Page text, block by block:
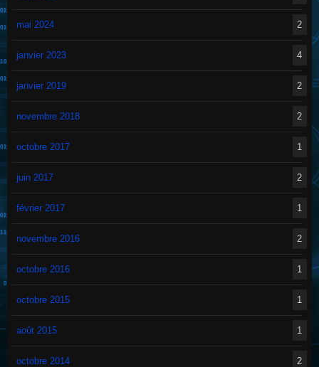
mai 2024 2
janvier 2023 4
janvier 2019 2
novembre 2018 2
octobre 2017 1
juin 2017 2
février 2017 1
novembre 2016 2
octobre 2016 1
octobre 2015 1
août 2015 1
octobre 2014 2